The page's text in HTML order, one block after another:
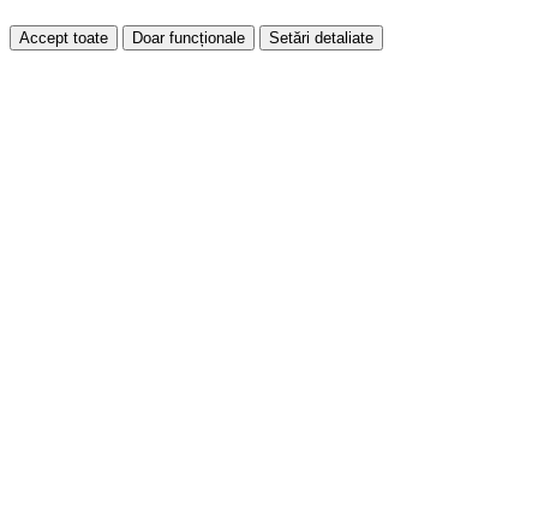
Accept toate Doar funcționale Setări detaliate